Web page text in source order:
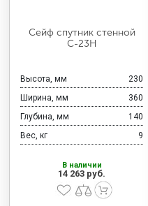
Сейф спутник стенной
С-23Н
Высота, мм
230
Ширина, мм
360
Глубина, мм
140
Вес, кг
9
В наличии
14 263 руб.